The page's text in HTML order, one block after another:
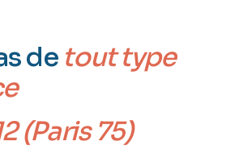
de tout type
(Paris 75)